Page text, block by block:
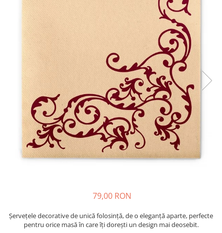
UNICE, Gama SPANLIN
TEMATICA MARINA - PESCARESTI
TOAMNA
VALENTINE'S DAY /DRAGOBETE
1 & 8 MARTIE
PAŞTE / EASTER
TEMATICA CULINARA
IARNA-CRACIUN-REVELION
DELUXE, 4 straturi
79,00 RON
Șervețele decorative de unică folosință, de o eleganță aparte, perfecte
pentru orice masă în care îți dorești un design mai deosebit.